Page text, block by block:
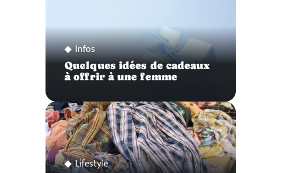
Infos
Quelques idées de cadeaux
à offrir à une femme
Lifestyle